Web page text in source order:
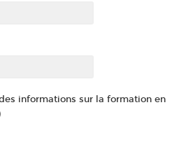
informations sur la formation en